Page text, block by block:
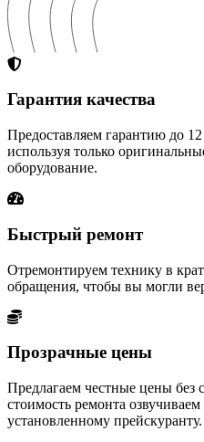
Гарантия качества
Предоставляем гарантию до
используя только
оборудование.
Быстрый ремонт
Отремонтируем технику в
обращения, чтобы вы могли
Прозрачные цены
Предлагаем честные цены
стоимость ремонта
установленному прейскуранту.